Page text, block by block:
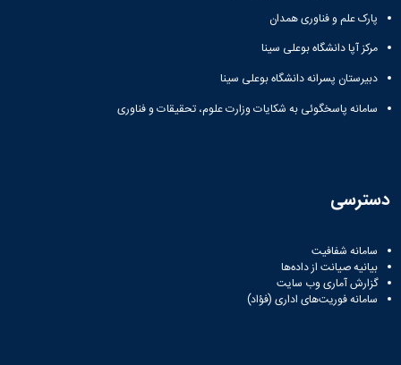
پارک علم و فناوری همدان
مرکز آپا دانشگاه بوعلی سینا
دبیرستان پسرانه دانشگاه بوعلی سینا
سامانه پاسخگوئی به شکایات وزارت علوم، تحقیقات و فناوری
دسترسی
سامانه شفافیت
بیانیه صیانت از داده‌ها
گزارش آماری وب‌ سایت
سامانه فوریت‌های اداری (فؤاد)